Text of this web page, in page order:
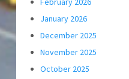
January 2026
December 2025
November 2025
October 2025